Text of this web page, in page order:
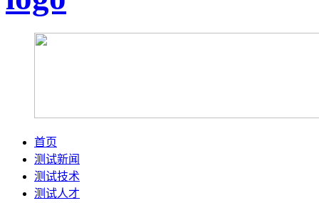
首页
测试新闻
测试技术
测试人才